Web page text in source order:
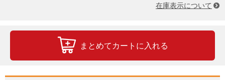
在庫表示について
まとめてカートに入れる